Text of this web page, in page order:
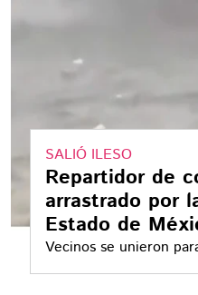
SALIÓ ILESO
Repartidor de
arrastrado por
Estado de
Vecinos se unieron
corriente de agua